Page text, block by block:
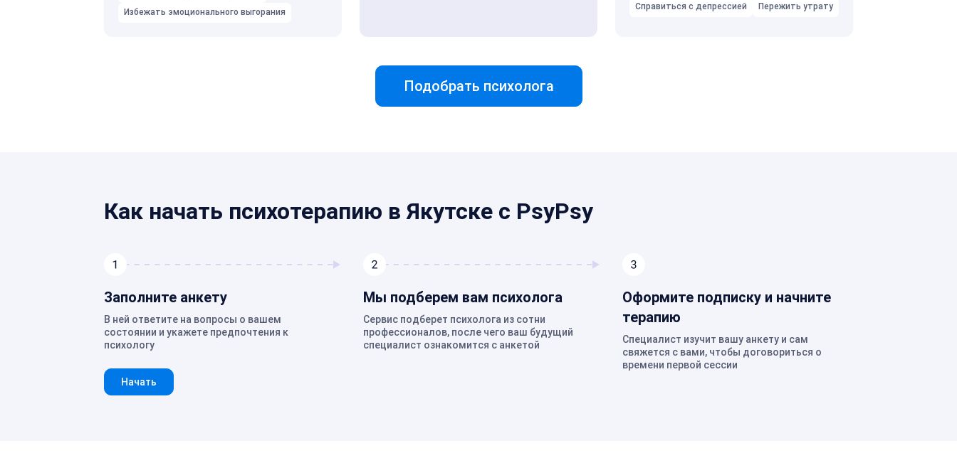
Избежать эмоционального выгорания
Справиться с депрессией
Пережить утрату
Подобрать психолога
Как начать психотерапию в Якутске с PsyPsy
Заполните анкету
В ней ответите на вопросы о вашем
состоянии и укажете предпочтения к
психологу
Начать
Мы подберем вам психолога
Сервис подберет психолога из сотни
профессионалов, после чего ваш будущий
специалист ознакомится с анкетой
Оформите подписку и начните
терапию
Специалист изучит вашу анкету и сам
свяжется с вами, чтобы договориться о
времени первой сессии